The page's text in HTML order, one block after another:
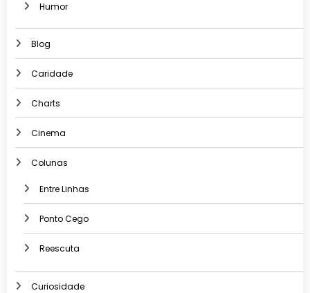
Humor
Blog
Caridade
Charts
Cinema
Colunas
Entre Linhas
Ponto Cego
Reescuta
Curiosidade